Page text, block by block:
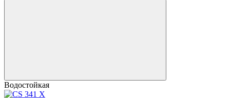
Водостойкая